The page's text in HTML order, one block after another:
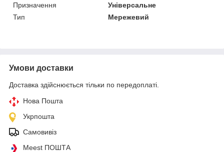
Призначення
Універсальне
Тип
Мережевий
Умови доставки
Доставка здійснюється тільки по передоплаті.
Нова Пошта
Укрпошта
Самовивіз
Meest ПОШТА